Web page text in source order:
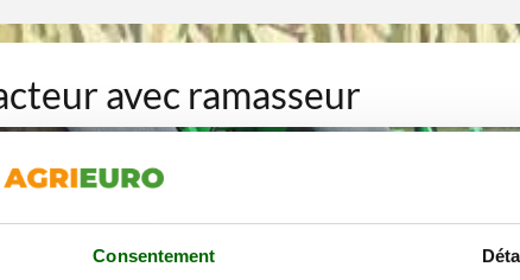
Consentement
avec ramasseur